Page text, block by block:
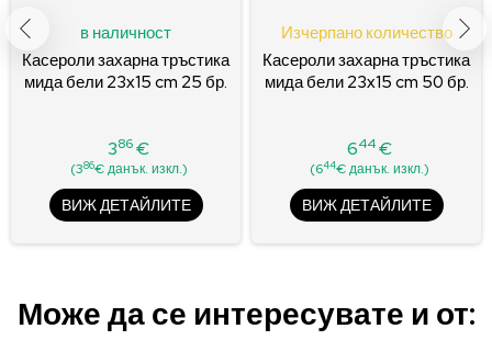
в наличност
Касероли захарна тръстика
мида бели 23x15 cm 25 бр.
Цена
386€
(386€ данък. изкл.)
ВИЖ ДЕТАЙЛИТЕ
Изчерпано количество
Касероли захарна тръстика
мида бели 23x15 cm 50 бр.
Цена
644€
(644€ данък. изкл.)
ВИЖ ДЕТАЙЛИТЕ
Може да се интересувате и от: